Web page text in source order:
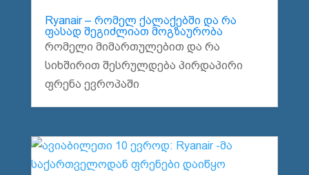
Ryanair – რომელ ქალაქებში და რა
ფასად შეგიძლიათ მოგზაურობა
რომელი მიმართულებით და რა
სიხშირით შესრულდება პირდაპირი
ფრენა ევროპაში